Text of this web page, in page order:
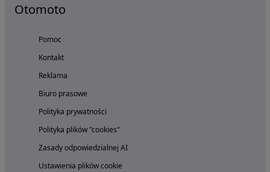
Otomoto
Pomoc
Kontakt
Reklama
Biuro prasowe
Polityka prywatności
Polityka plików "cookies"
Zasady odpowiedzialnej AI
Ustawienia plików cookie